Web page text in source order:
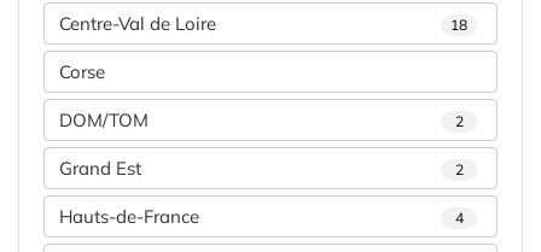
Centre-Val de Loire 18
Corse
DOM/TOM 2
Grand Est 2
Hauts-de-France 4